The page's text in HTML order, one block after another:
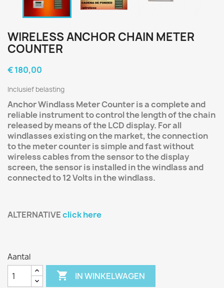
WIRELESS ANCHOR CHAIN METER
COUNTER
€ 180,00
Inclusief belasting
Anchor Windlass Meter Counter is a complete and
reliable instrument to control the length of the chain
released by means of the LCD display. For all
windlasses existing on the market, the connection
to the meter counter is simple and fast without
wireless cables from the sensor to the display
screen, the sensor is installed in the windlass and
connected to 12 Volts in the windlass.
ALTERNATIVEclick here
Aantal
 IN WINKELWAGEN